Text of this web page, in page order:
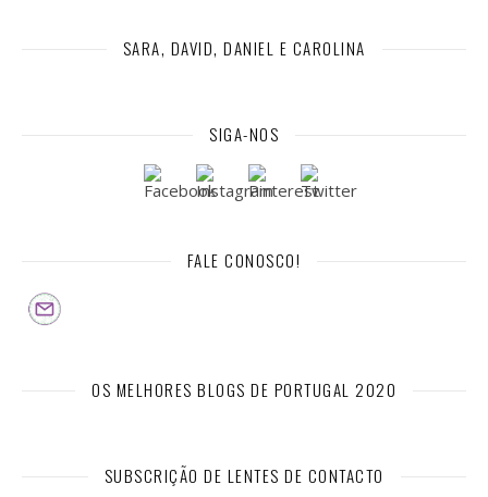
SARA, DAVID, DANIEL E CAROLINA
SIGA-NOS
FALE CONOSCO!
OS MELHORES BLOGS DE PORTUGAL 2020
SUBSCRIÇÃO DE LENTES DE CONTACTO